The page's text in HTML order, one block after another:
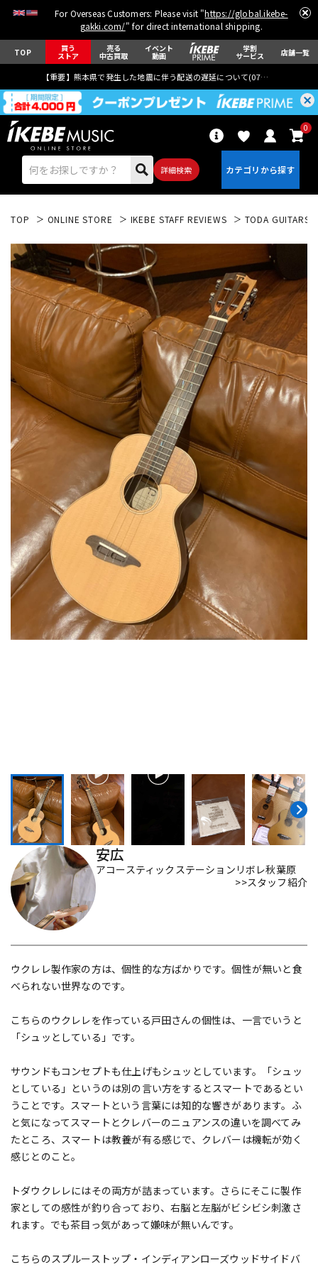
For Overseas Customers: Please visit "https://global.ikebe-
gakki.com/" for direct international shipping.
TOP 買う
ストア
売る
中古買取
イベント
動画
学割
サービス 店舗一覧
【重要】熊本県で発生した地震に伴う配送の遅延について(07月29日
詳細検索
0
エレキギター アコギ/エレアコ
ベース ウクレレ
ドラム パーカッション
キーボード 電子ピアノ
管楽器 その他楽器
アンプ
DJ機器 DTM
TOP ONLINE STORE IKEBE STAFF REVIEWS TODA GUITARS
安広
アコースティックステーションリボレ秋葉原
>>スタッフ紹介
ウクレレ製作家の方は、個性的な方ばかりです。個性が無いと食
べられない世界なのです。
こちらのウクレレを作っている戸田さんの個性は、一言でいうと
「シュッとしている」です。
サウンドもコンセプトも仕上げもシュッとしています。「シュッ
としている」というのは別の言い方をするとスマートであるとい
うことです。スマートという言葉には知的な響きがあります。ふ
と気になってスマートとクレバーのニュアンスの違いを調べてみ
たところ、スマートは教養が有る感じで、クレバーは機転が効く
感じとのこと。
トダウクレレにはその両方が詰まっています。さらにそこに製作
家としての感性が釣り合っており、右脳と左脳がビシビシ刺激さ
れます。でも茶目っ気があって嫌味が無いんです。
こちらのスプルーストップ・インディアンローズウッドサイドバ